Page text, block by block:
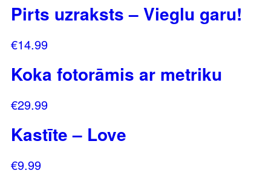
Pirts uzraksts – Vieglu garu!
€14.99
Koka fotorāmis ar metriku
€29.99
Kastīte – Love
€9.99